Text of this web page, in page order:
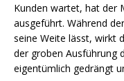
Kunden wartet, hat der
ausgeführt. Während
seine Weite lässt, wirkt
der groben Ausführung
eigentümlich gedrängt